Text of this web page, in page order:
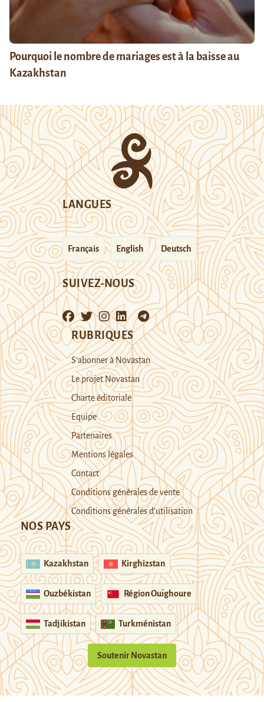
Pourquoi le nombre de mariages est à la baisse au
Kazakhstan
LANGUES
Français English Deutsch
SUIVEZ-NOUS
RUBRIQUES
S’abonner à Novastan
Le projet Novastan
Charte éditoriale
Equipe
Partenaires
Mentions légales
Contact
Conditions générales de vente
Conditions générales d’utilisation
NOS PAYS
Kazakhstan Kirghizstan
Ouzbékistan Région Ouïghoure
Tadjikistan Turkménistan
Soutenir Novastan